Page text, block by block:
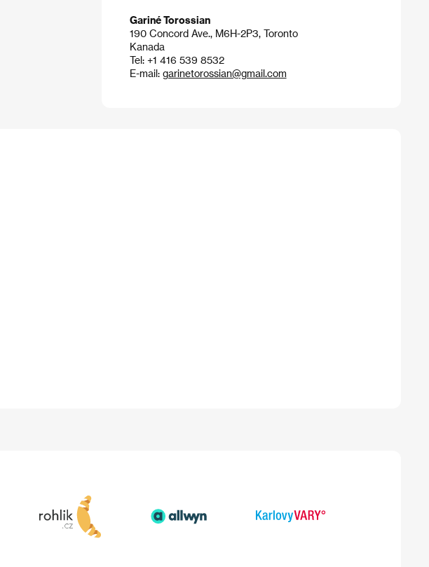
Gariné Torossian
190 Concord Ave., M6H-2P3, Toronto
Kanada
Tel: +1 416 539 8532
E-mail: garinetorossian@gmail.com